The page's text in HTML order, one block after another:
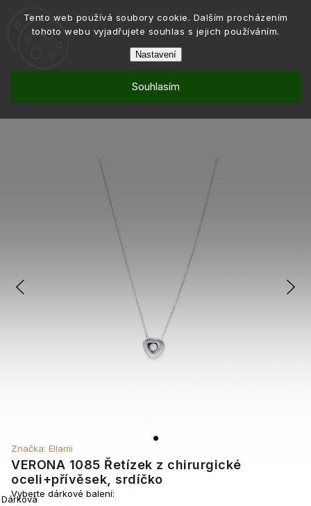
Tento web používá soubory cookie. Dalším procházením
tohoto webu vyjadřujete souhlas s jejich používáním.
Nastavení
Souhlasím
Šperky Řetízky
VERONA 1085 Řetízek z chirurgické
oceli+přívěsek, srdíčko
Značka: Ellami
Vyberte dárkové balení:
Dárková